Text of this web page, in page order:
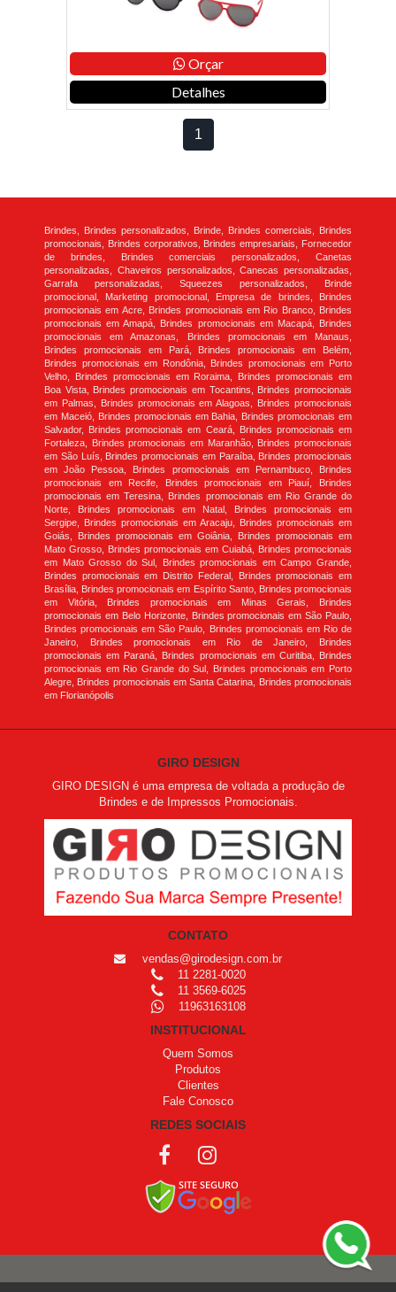
Orçar
Detalhes
1
Brindes, Brindes personalizados, Brinde, Brindes comerciais, Brindes
promocionais, Brindes corporativos, Brindes empresariais, Fornecedor
de brindes, Brindes comerciais personalizados, Canetas
personalizadas, Chaveiros personalizados, Canecas personalizadas,
Garrafa personalizadas, Squeezes personalizados, Brinde
promocional, Marketing promocional, Empresa de brindes, Brindes
promocionais em Acre, Brindes promocionais em Rio Branco, Brindes
promocionais em Amapá, Brindes promocionais em Macapá, Brindes
promocionais em Amazonas, Brindes promocionais em Manaus,
Brindes promocionais em Pará, Brindes promocionais em Belém,
Brindes promocionais em Rondônia, Brindes promocionais em Porto
Velho, Brindes promocionais em Roraima, Brindes promocionais em
Boa Vista, Brindes promocionais em Tocantins, Brindes promocionais
em Palmas, Brindes promocionais em Alagoas, Brindes promocionais
em Maceió, Brindes promocionais em Bahia, Brindes promocionais em
Salvador, Brindes promocionais em Ceará, Brindes promocionais em
Fortaleza, Brindes promocionais em Maranhão, Brindes promocionais
em São Luís, Brindes promocionais em Paraíba, Brindes promocionais
em João Pessoa, Brindes promocionais em Pernambuco, Brindes
promocionais em Recife, Brindes promocionais em Piauí, Brindes
promocionais em Teresina, Brindes promocionais em Rio Grande do
Norte, Brindes promocionais em Natal, Brindes promocionais em
Sergipe, Brindes promocionais em Aracaju, Brindes promocionais em
Goiás, Brindes promocionais em Goiânia, Brindes promocionais em
Mato Grosso, Brindes promocionais em Cuiabá, Brindes promocionais
em Mato Grosso do Sul, Brindes promocionais em Campo Grande,
Brindes promocionais em Distrito Federal, Brindes promocionais em
Brasília, Brindes promocionais em Espírito Santo, Brindes promocionais
em Vitória, Brindes promocionais em Minas Gerais, Brindes
promocionais em Belo Horizonte, Brindes promocionais em São Paulo,
Brindes promocionais em São Paulo, Brindes promocionais em Rio de
Janeiro, Brindes promocionais em Rio de Janeiro, Brindes
promocionais em Paraná, Brindes promocionais em Curitiba, Brindes
promocionais em Rio Grande do Sul, Brindes promocionais em Porto
Alegre, Brindes promocionais em Santa Catarina, Brindes promocionais
em Florianópolis
GIRO DESIGN
GIRO DESIGN é uma empresa de voltada a produção de
Brindes e de Impressos Promocionais.
CONTATO
vendas@girodesign.com.br
11 2281-0020
11 3569-6025
11963163108
INSTITUCIONAL
Quem Somos
Produtos
Clientes
Fale Conosco
REDES SOCIAIS